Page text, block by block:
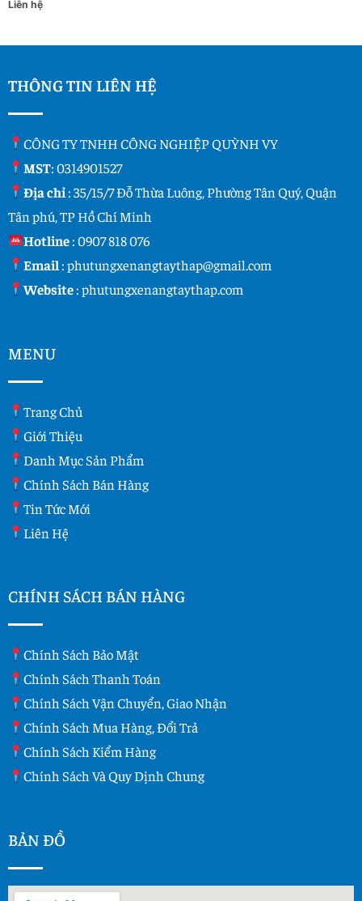
Liên hệ
THÔNG TIN LIÊN HỆ
CÔNG TY TNHH CÔNG NGHIỆP QUỲNH VY
MST: 0314901527
Địa chỉ: 35/15/7 Đỗ Thừa Luông, Phường Tân Quý, Quận
Tân phú, TP Hồ Chí Minh
Hotline:0907 818 076
Email :phutungxenangtaythap@gmail.com
Website:phutungxenangtaythap.com
MENU
Trang Chủ
Giới Thiệu
Danh Mục Sản Phẩm
Chính Sách Bán Hàng
Tin Tức Mới
Liên Hệ
CHÍNH SÁCH BÁN HÀNG
Chính Sách Bảo Mật
Chính Sách Thanh Toán
Chính Sách Vận Chuyển, Giao Nhận
Chính Sách Mua Hàng, Đổi Trả
Chính Sách Kiểm Hàng
Chính Sách Và Quy Dịnh Chung
BẢN ĐỒ